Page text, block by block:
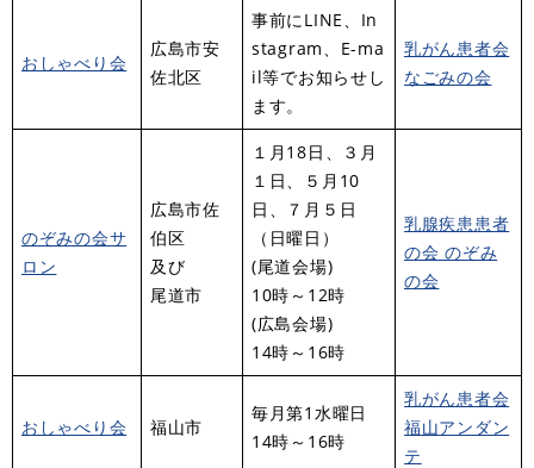
おしゃべり会
広島市安
佐北区
事前にLINE、In
stagram、E-ma
il等でお知らせし
ます。
乳がん患者会
なごみの会
のぞみの会サ
ロン
広島市佐
伯区
及び
尾道市
１月18日、３月
１日、５月10
日、７月５日
（日曜日）
(尾道会場)
10時～12時
(広島会場)
14時～16時
乳腺疾患患者
の会 のぞみ
の会
おしゃべり会 福山市
毎月第1水曜日
14時～16時
乳がん患者会
福山アンダン
テ